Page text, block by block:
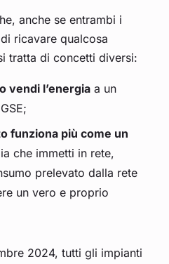
anche se entrambi i
ricavare qualcosa
tratta di concetti diversi:
vendi l’energia a un
funziona più come un
che immetti in rete,
prelevato dalla rete
un vero e proprio
2024, tutti gli impianti